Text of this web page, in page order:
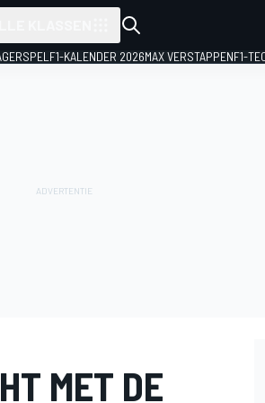
F1-KALENDER 2026MAX VERSTAPPENF1-
MET DE